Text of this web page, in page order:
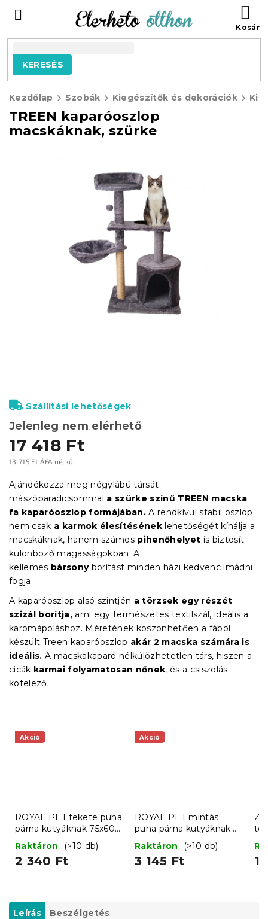
tartalomhoz
KERESÉS
Kezdőlap Szobák Kiegészítők és dekorációk
TREEN kaparóoszlop
macskáknak, szürke
17 418 Ft
13 715 Ft ÁFA nélkül
Jelenleg nem elérhető
Szállítási lehetőségek
Ajándékozza meg négylábú társát
mászóparadicsommal a szürke színű TREEN macska
fa kaparóoszlop formájában. A rendkívül stabil oszlop
nem csak a karmok élesítésének lehetőségét kínálja a
macskáknak, hanem számos pihenőhelyet is biztosít
különböző magasságokban. A
kellemes bársony borítást minden házi kedvenc imádni
fogja.
A kaparóoszlop alsó szintjén a törzsek egy részét
szizál borítja, ami egy természetes textilszál, ideális a
karomápoláshoz. Méretének köszönhetően a fából
készült Treen kaparóoszlop akár 2 macska számára is
ideális. A macskakaparó nélkülözhetetlen társ, hiszen a
cicák karmai folyamatosan nőnek, és a csiszolás
kötelező.
Akció
ROYAL PET fekete puha
párna kutyáknak 75x60
cm
Raktáron (>10 db)
2 340 Ft
Akció
ROYAL PET mintás
puha párna kutyáknak
75x60 cm
Raktáron (>10 db)
3 145 Ft 1
Leírás Beszélgetés